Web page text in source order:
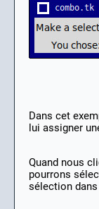
Dans cet
lui assigner
Quand nous
pourrons
sélection